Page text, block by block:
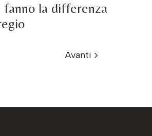
fanno la differenza
Avanti